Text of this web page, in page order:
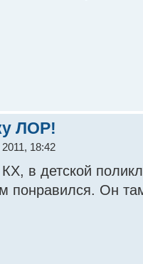
ЛОР!
18:42
в детской
понравился. Он